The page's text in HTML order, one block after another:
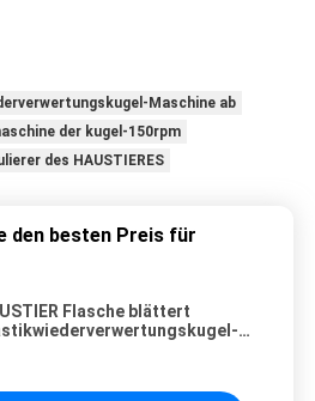
Maschine ab
der kugel-150rpm
des HAUSTIERES
den besten Preis für
Flasche blättert